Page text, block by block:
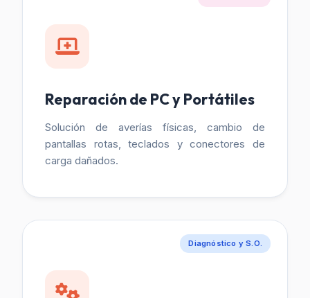
Reparación de PC y Portátiles
Solución de averías físicas, cambio de
pantallas rotas, teclados y conectores de
carga dañados.
Diagnóstico y S.O.